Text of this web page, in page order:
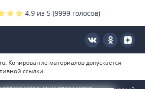
4.9 из 5 (9999 голосов)
Копирование материалов допускается
ссылки.